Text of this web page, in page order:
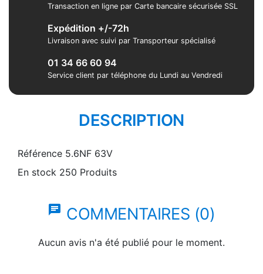
Transaction en ligne par Carte bancaire sécurisée SSL
Expédition +/-72h
Livraison avec suivi par Transporteur spécialisé
01 34 66 60 94
Service client par téléphone du Lundi au Vendredi
DESCRIPTION
Référence 5.6NF 63V
En stock 250 Produits
chat COMMENTAIRES (0)
Aucun avis n'a été publié pour le moment.